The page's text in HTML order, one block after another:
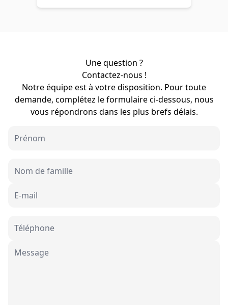
Une question ?
Contactez-nous !
Notre équipe est à votre disposition. Pour toute
demande, complétez le formulaire ci-dessous, nous
vous répondrons dans les plus brefs délais.